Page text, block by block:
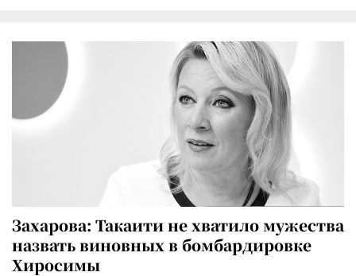
Захарова: Такаити не хватило мужества
назвать виновных в бомбардировке
Хиросимы